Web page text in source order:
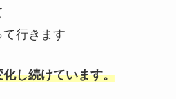
行きます
し続けています。